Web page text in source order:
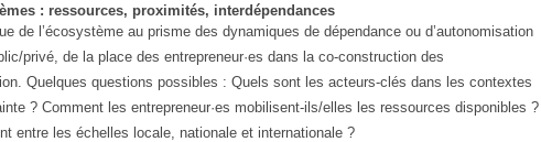
: ressources, proximités, interdépendances
de l’écosystème au prisme des dynamiques de dépendance ou d’autonomisation
privé, de la place des entrepreneur·es dans la co-construction des
Quelques questions possibles : Quels sont les acteurs-clés dans les contextes
? Comment les entrepreneur·es mobilisent-ils/elles les ressources disponibles ?
entre les échelles locale, nationale et internationale ?